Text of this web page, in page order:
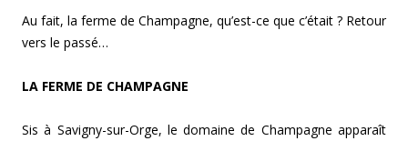
Au fait, la ferme de Champagne, qu’est-ce que c’était ? Retour
vers le passé…
LA FERME DE CHAMPAGNE
Sis à Savigny-sur-Orge, le domaine de Champagne apparaît